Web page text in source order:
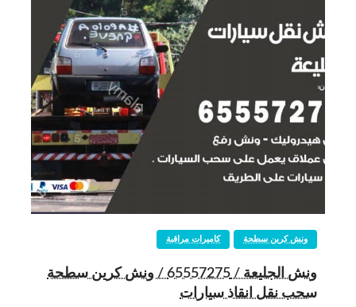
كاميرات مراقبة ونش كرين سطحة
ونش الجليعة / 65557275 / ونش كرين سطحة
سحب نقل انقاذ سيارات